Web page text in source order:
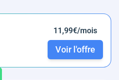
11,99€/mois
Voir l'offre